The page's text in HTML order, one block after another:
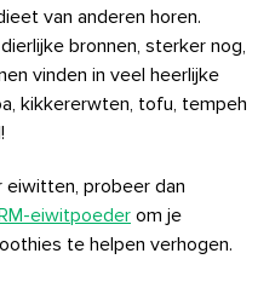
van anderen horen.
bronnen, sterker nog,
vinden in veel heerlijke
kikkererwten, tofu, tempeh
probeer dan
eiwitpoeder om je
te helpen verhogen.